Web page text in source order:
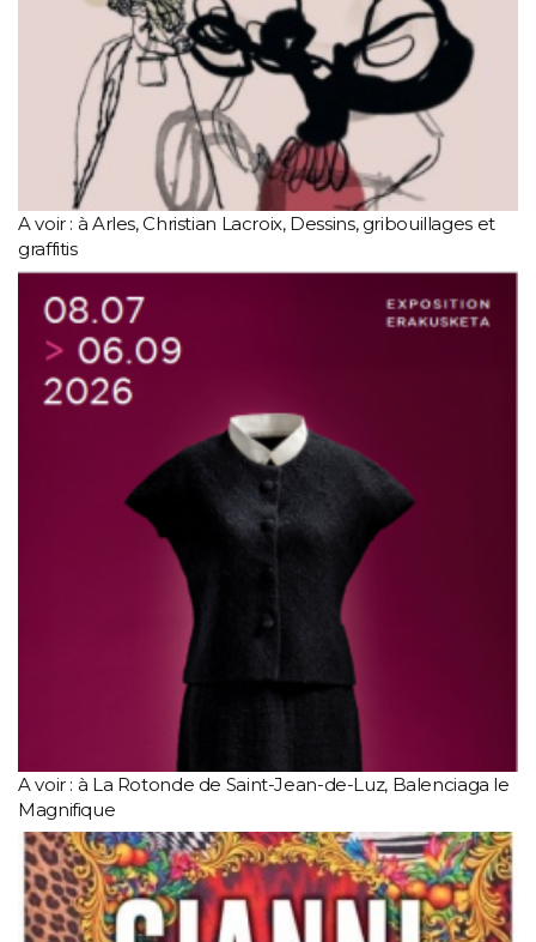
A voir : à Arles, Christian Lacroix, Dessins, gribouillages et
graffitis
A voir : à La Rotonde de Saint-Jean-de-Luz, Balenciaga le
Magnifique